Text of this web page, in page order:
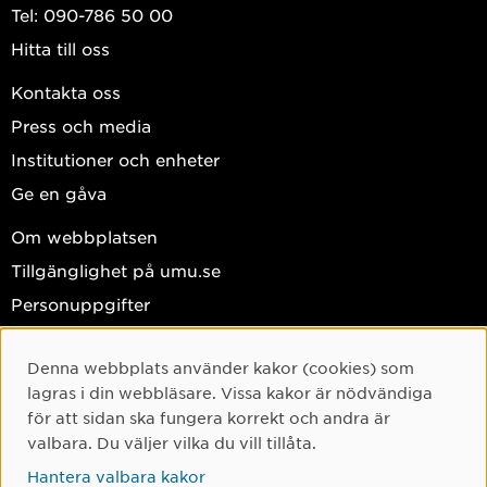
Validering av ERQ
Tel: 090-786 50 00
Hitta till oss
Kontakta oss
Press och media
Institutioner och enheter
Ge en gåva
Om webbplatsen
Tillgänglighet på umu.se
Personuppgifter
Facebook
Instagram
TikTok
Youtube
Cookie-samtycke
Denna webbplats använder kakor (cookies) som
lagras i din webbläsare. Vissa kakor är nödvändiga
för att sidan ska fungera korrekt och andra är
valbara. Du väljer vilka du vill tillåta.
Hantera valbara kakor